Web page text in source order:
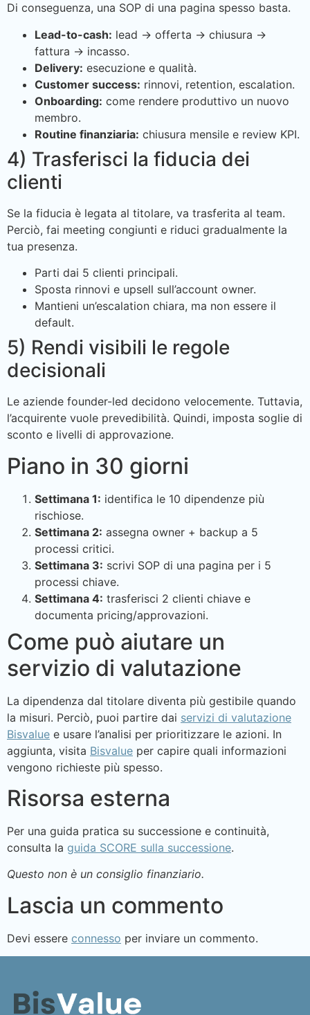
Di conseguenza, una SOP di una pagina spesso basta.
Lead-to-cash: lead → offerta → chiusura →
fattura → incasso.
Delivery: esecuzione e qualità.
Customer success: rinnovi, retention, escalation.
Onboarding: come rendere produttivo un nuovo
membro.
Routine finanziaria: chiusura mensile e review KPI.
4) Trasferisci la fiducia dei
clienti
Se la fiducia è legata al titolare, va trasferita al team.
Perciò, fai meeting congiunti e riduci gradualmente la
tua presenza.
Parti dai 5 clienti principali.
Sposta rinnovi e upsell sull’account owner.
Mantieni un’escalation chiara, ma non essere il
default.
5) Rendi visibili le regole
decisionali
Le aziende founder-led decidono velocemente. Tuttavia,
l’acquirente vuole prevedibilità. Quindi, imposta soglie di
sconto e livelli di approvazione.
Piano in 30 giorni
Settimana 1: identifica le 10 dipendenze più
rischiose.
Settimana 2: assegna owner + backup a 5
processi critici.
Settimana 3: scrivi SOP di una pagina per i 5
processi chiave.
Settimana 4: trasferisci 2 clienti chiave e
documenta pricing/approvazioni.
Come può aiutare un
servizio di valutazione
La dipendenza dal titolare diventa più gestibile quando
la misuri. Perciò, puoi partire dai servizi di valutazione
Bisvalue e usare l’analisi per prioritizzare le azioni. In
aggiunta, visita Bisvalue per capire quali informazioni
vengono richieste più spesso.
Risorsa esterna
Per una guida pratica su successione e continuità,
consulta la guida SCORE sulla successione.
Questo non è un consiglio finanziario.
Lascia un commento
Devi essere connesso per inviare un commento.